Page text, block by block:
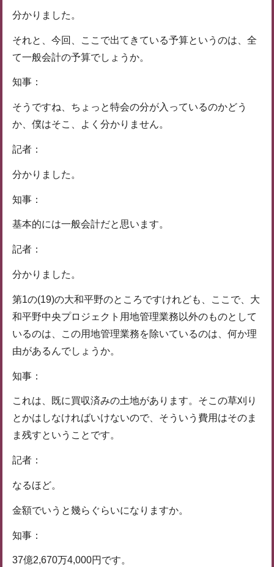
分かりました。
それと、今回、ここで出てきている予算というのは、全
て一般会計の予算でしょうか。
知事：
そうですね、ちょっと特会の分が入っているのかどう
か、僕はそこ、よく分かりません。
記者：
分かりました。
知事：
基本的には一般会計だと思います。
記者：
分かりました。
第1の(19)の大和平野のところですけれども、ここで、大
和平野中央プロジェクト用地管理業務以外のものとして
いるのは、この用地管理業務を除いているのは、何か理
由があるんでしょうか。
知事：
これは、既に買収済みの土地があります。そこの草刈り
とかはしなければいけないので、そういう費用はそのま
ま残すということです。
記者：
なるほど。
金額でいうと幾らぐらいになりますか。
知事：
37億2,670万4,000円です。